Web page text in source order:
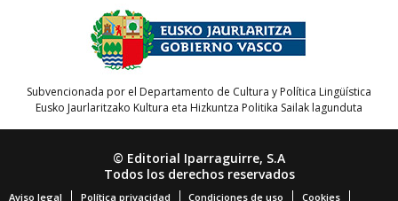
Subvencionada por el Departamento de Cultura y Política Lingüística
Eusko Jaurlaritzako Kultura eta Hizkuntza Politika Sailak lagunduta
© Editorial Iparraguirre, S.A
Todos los derechos reservados
Aviso legal Política privacidad Condiciones de uso Cookies